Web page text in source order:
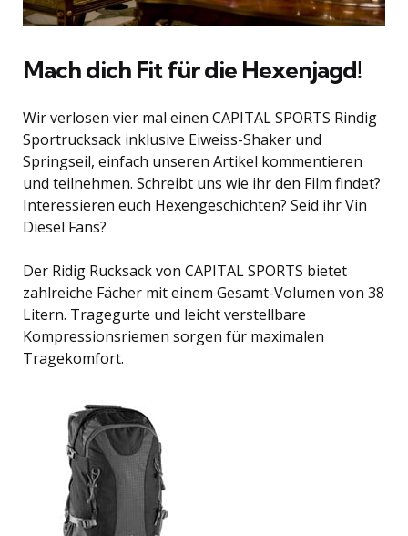
Mach dich Fit für die Hexenjagd!
Wir verlosen vier mal einen CAPITAL SPORTS Rindig
Sportrucksack inklusive Eiweiss-Shaker und
Springseil, einfach unseren Artikel kommentieren
und teilnehmen. Schreibt uns wie ihr den Film findet?
Interessieren euch Hexengeschichten? Seid ihr Vin
Diesel Fans?
Der Ridig Rucksack von CAPITAL SPORTS bietet
zahlreiche Fächer mit einem Gesamt-Volumen von 38
Litern. Tragegurte und leicht verstellbare
Kompressionsriemen sorgen für maximalen
Tragekomfort.